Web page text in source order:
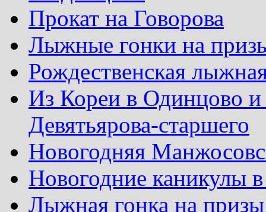
Прокат на Говорова
Лыжные гонки на
Рождественская
Из Кореи в Одинцово
Девятьярова-старшего
Новогодняя
Новогодние каникулы
Лыжная гонка на